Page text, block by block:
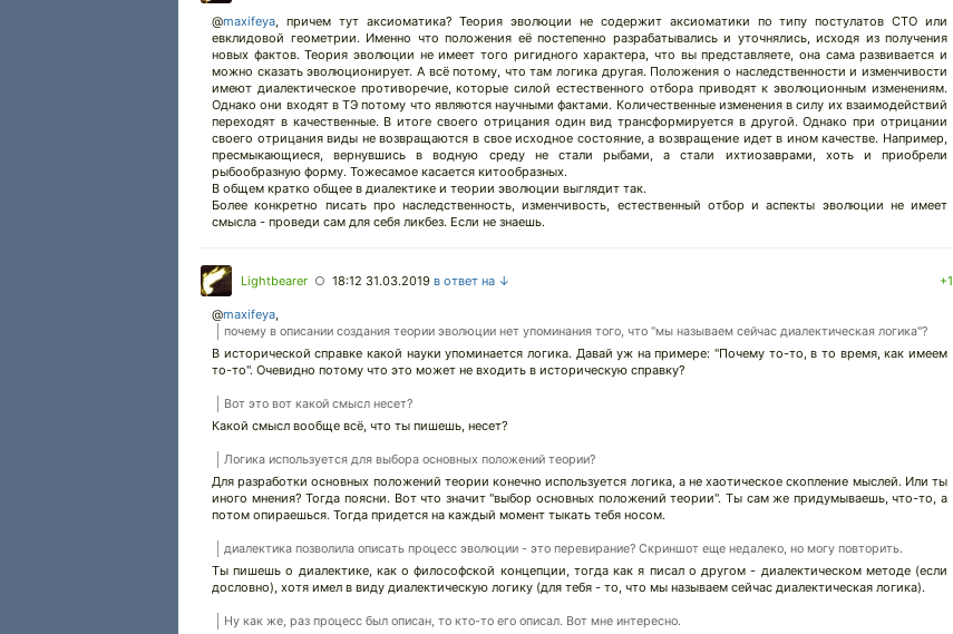
@maxifeya, причем тут аксиоматика? Теория эволюции не содержит аксиоматики по типу постулатов СТО или
евклидовой геометрии. Именно что положения её постепенно разрабатывались и уточнялись, исходя из получения
новых фактов. Теория эволюции не имеет того ригидного характера, что вы представляете, она сама развивается и
можно сказать эволюционирует. А всё потому, что там логика другая. Положения о наследственности и изменчивости
имеют диалектическое противоречие, которые силой естественного отбора приводят к эволюционным изменениям.
Однако они входят в ТЭ потому что являются научными фактами. Количественные изменения в силу их взаимодействий
переходят в качественные. В итоге своего отрицания один вид трансформируется в другой. Однако при отрицании
своего отрицания виды не возвращаются в свое исходное состояние, а возвращение идет в ином качестве. Например,
пресмыкающиеся, вернувшись в водную среду не стали рыбами, а стали ихтиозаврами, хоть и приобрели
рыбообразную форму. Тожесамое касается китообразных.
В общем кратко общее в диалектике и теории эволюции выглядит так.
Более конкретно писать про наследственность, изменчивость, естественный отбор и аспекты эволюции не имеет
смысла - проведи сам для себя ликбез. Если не знаешь.
Lightbearer ○ 18:12 31.03.2019 в ответ на ↓ +1
@maxifeya,
почему в описании создания теории эволюции нет упоминания того, что "мы называем сейчас диалектическая логика"?
В исторической справке какой науки упоминается логика. Давай уж на примере: "Почему то-то, в то время, как имеем
то-то". Очевидно потому что это может не входить в историческую справку?
Вот это вот какой смысл несет?
Какой смысл вообще всё, что ты пишешь, несет?
Логика используется для выбора основных положений теории?
Для разработки основных положений теории конечно используется логика, а не хаотическое скопление мыслей. Или ты
иного мнения? Тогда поясни. Вот что значит "выбор основных положений теории". Ты сам же придумываешь, что-то, а
потом опираешься. Тогда придется на каждый момент тыкать тебя носом.
диалектика позволила описать процесс эволюции - это перевирание? Скриншот еще недалеко, но могу повторить.
Ты пишешь о диалектике, как о философской концепции, тогда как я писал о другом - диалектическом методе (если
дословно), хотя имел в виду диалектическую логику (для тебя - то, что мы называем сейчас диалектическая логика).
Ну как же, раз процесс был описан, то кто-то его описал. Вот мне интересно.